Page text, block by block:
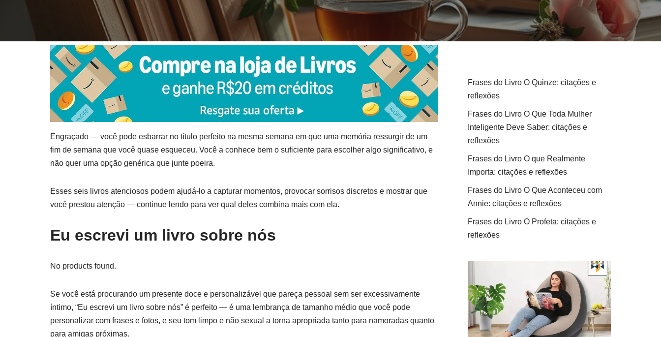
Engraçado — você pode esbarrar no título perfeito na mesma semana em que uma memória ressurgir de um
fim de semana que você quase esqueceu. Você a conhece bem o suficiente para escolher algo significativo, e
não quer uma opção genérica que junte poeira.
Esses seis livros atenciosos podem ajudá-lo a capturar momentos, provocar sorrisos discretos e mostrar que
você prestou atenção — continue lendo para ver qual deles combina mais com ela.
Eu escrevi um livro sobre nós
No products found.
Se você está procurando um presente doce e personalizável que pareça pessoal sem ser excessivamente
íntimo, “Eu escrevi um livro sobre nós” é perfeito — é uma lembrança de tamanho médio que você pode
personalizar com frases e fotos, e seu tom limpo e não sexual a torna apropriada tanto para namoradas quanto
para amigas próximas.
Frases do Livro O Quinze: citações e
reflexões
Frases do Livro O Que Toda Mulher
Inteligente Deve Saber: citações e
reflexões
Frases do Livro O que Realmente
Importa: citações e reflexões
Frases do Livro O Que Aconteceu com
Annie: citações e reflexões
Frases do Livro O Profeta: citações e
reflexões